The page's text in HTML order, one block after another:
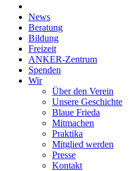
News
Beratung
Bildung
Freizeit
ANKER-Zentrum
Spenden
Wir
Über den Verein
Unsere Geschichte
Blaue Frieda
Mitmachen
Praktika
Mitglied werden
Presse
Kontakt